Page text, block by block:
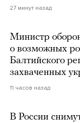
27 минут назад
Министр
о возможных
Балтийского
захваченных
11 часов назад
В России